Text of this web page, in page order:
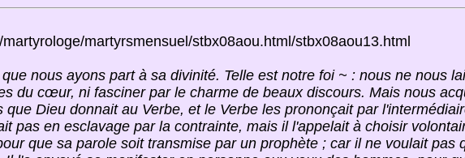
martyrsmensuel/stbx08aou.html/stbx08aou13.html
nous ayons part à sa divinité. Telle est notre foi ~ : nous ne nous
du cœur, ni fasciner par le charme de beaux discours. Mais nous
Dieu donnait au Verbe, et le Verbe les prononçait par
pas en esclavage par la contrainte, mais il l'appelait à choisir
que sa parole soit transmise par un prophète ; car il ne voulait pas